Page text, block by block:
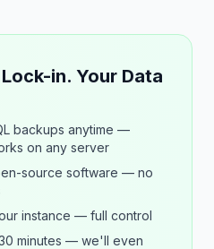
in. Your Data
backups anytime —
on any server
source software — no
instance — full control
minutes — we'll even